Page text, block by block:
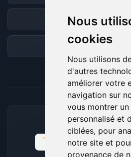
Nous
cookies
Nous utilisons
d'autres
améliorer votre
navigation sur
vous montrer
personnalisé et
ciblées, pour
notre site et
provenance de
Discord
Forum
MOYENS DE